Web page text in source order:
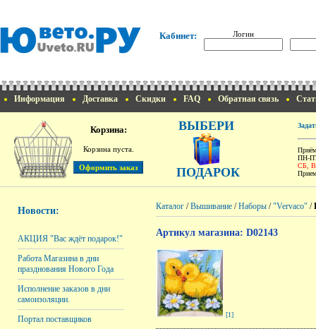
Кабинет: Логин
Информация Доставка Скидки FAQ Обратная связь
Корзина:
Корзина пуста.
ВЫБЕРИ
ПОДАРОК
ПН-
СБ,
Новости:
АКЦИЯ "Вас ждёт подарок!"
Работа Магазина в дни
празднования Нового Года
Исполнение заказов в дни
самоизоляции.
Портал поставщиков
Каталог /Вышивание /Наборы /"Vervaco" /
Артикул магазина: D02143
[1]